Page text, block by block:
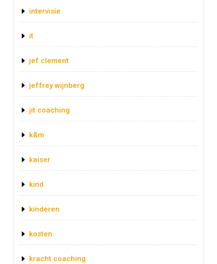
intervisie
it
jef clement
jeffrey wijnberg
jit coaching
k&m
kaiser
kind
kinderen
kosten
kracht coaching